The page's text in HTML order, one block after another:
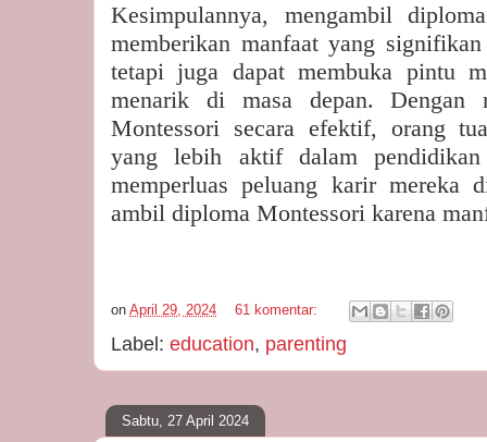
Kesimpulannya, mengambil
memberikan manfaat yang
tetapi juga dapat membuka pintu
menarik di masa depan. Dengan
Montessori secara efektif, orang
yang lebih aktif dalam
memperluas peluang karir mereka
ambil diploma Montessori karena
on April 29, 2024 61 komentar:
Label: education, parenting
Sabtu, 27 April 2024